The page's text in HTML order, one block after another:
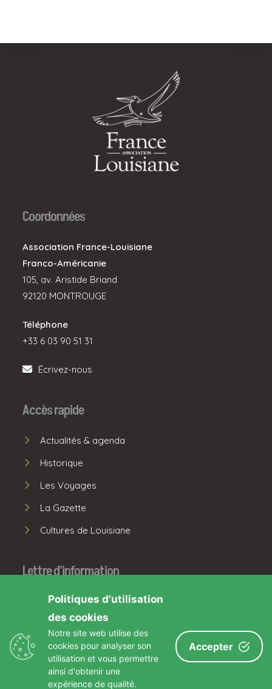
Coordonnées
Association France-Louisiane
Franco-Américanie
105, av. Aristide Briand
92120 MONTROUGE
Téléphone
+33 6 03 90 51 31
Écrivez-nous
Accès rapide
Actualités & agenda
Historique
Les Voyages
La Gazette
Cultures de Louisiane
Lettre d'information
S'INSCRIRE
Facebook
Partenaires Crédits
Politiques d'utilisation
des cookies
Notre site web utilise des
cookies pour analyser son
utilisation et vous permettre
ainsi d'obtenir une
expérience de qualité.
Accepter